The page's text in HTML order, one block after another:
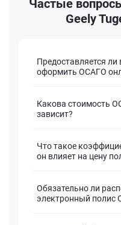
Частые
Geely
Предоставляется
оформить ОСАГО
Какова стоимость
зависит?
Что такое
он влияет на цену
Обязательно ли
электронный полис